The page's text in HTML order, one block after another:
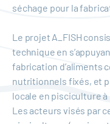
séchage pour la
Le projet A_FISH
technique en
fabrication d’aliments
nutritionnels fixés, et
locale en pisciculture
Les acteurs visés par